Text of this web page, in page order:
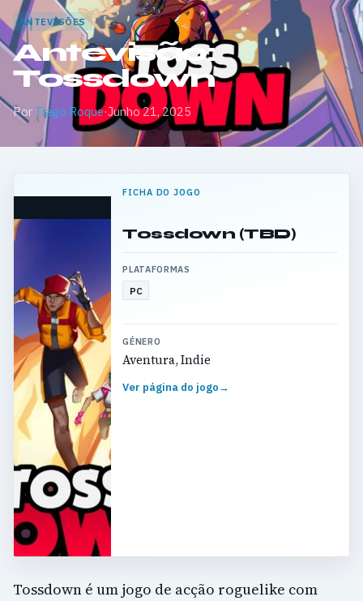
ANTEVISÕES
Antevisão:
Tossdown
Por Tiago Roque·Junho 21, 2025
FICHA DO JOGO
Tossdown (TBD)
PLATAFORMAS
PC
GÉNERO
Aventura, Indie
Ver página do jogo→
Tossdown é um jogo de acção roguelike com